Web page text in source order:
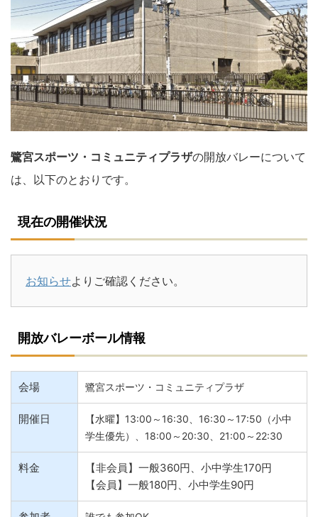
鷺宮スポーツ・コミュニティプラザの開放バレーについて
は、以下のとおりです。
現在の開催状況
お知らせよりご確認ください。
開放バレーボール情報
会場 鷺宮スポーツ・コミュニティプラザ
開催日
【水曜】13:00～16:30、16:30～17:50（小中
学生優先）、18:00～20:30、21:00～22:30
料金
【非会員】一般360円、小中学生170円
【会員】一般180円、小中学生90円